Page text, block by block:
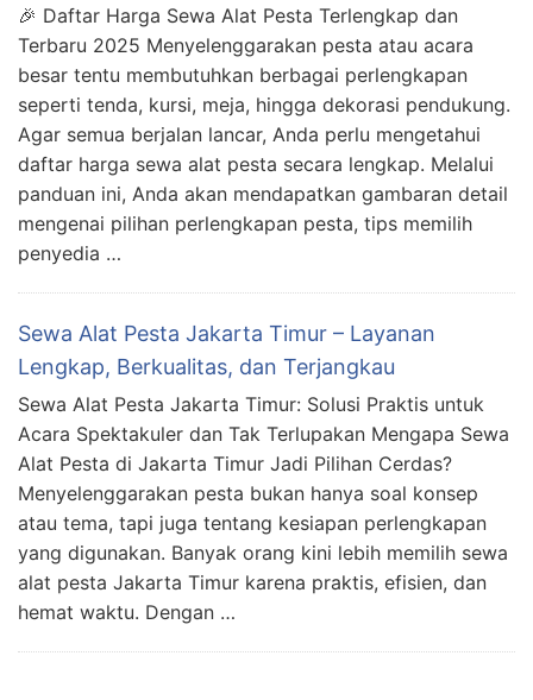
🎉 Daftar Harga Sewa Alat Pesta Terlengkap dan
Terbaru 2025 Menyelenggarakan pesta atau acara
besar tentu membutuhkan berbagai perlengkapan
seperti tenda, kursi, meja, hingga dekorasi pendukung.
Agar semua berjalan lancar, Anda perlu mengetahui
daftar harga sewa alat pesta secara lengkap. Melalui
panduan ini, Anda akan mendapatkan gambaran detail
mengenai pilihan perlengkapan pesta, tips memilih
penyedia …
Sewa Alat Pesta Jakarta Timur – Layanan
Lengkap, Berkualitas, dan Terjangkau
Sewa Alat Pesta Jakarta Timur: Solusi Praktis untuk
Acara Spektakuler dan Tak Terlupakan Mengapa Sewa
Alat Pesta di Jakarta Timur Jadi Pilihan Cerdas?
Menyelenggarakan pesta bukan hanya soal konsep
atau tema, tapi juga tentang kesiapan perlengkapan
yang digunakan. Banyak orang kini lebih memilih sewa
alat pesta Jakarta Timur karena praktis, efisien, dan
hemat waktu. Dengan …